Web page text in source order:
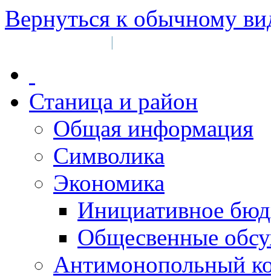
Вернуться к обычному
|
Станица и район
Общая информация
Символика
Экономика
Инициативное
Общесвенные
Антимонопольный